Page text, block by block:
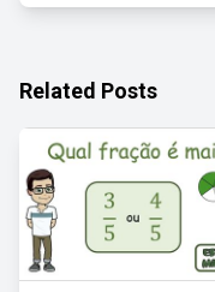
Related Posts